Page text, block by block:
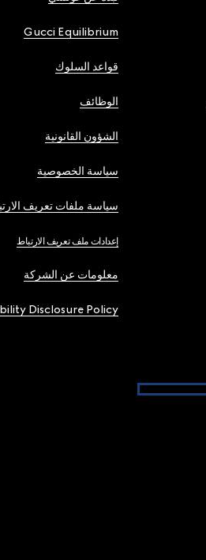
Gucci Equilibrium
قواعد السلوك
الوظائف
الشؤون القانونية
سياسة الخصوصية
سياسة ملفات تعريف
إعدادات ملف تعريف الارتباط
معلومات عن الشركة
Disclosure Policy